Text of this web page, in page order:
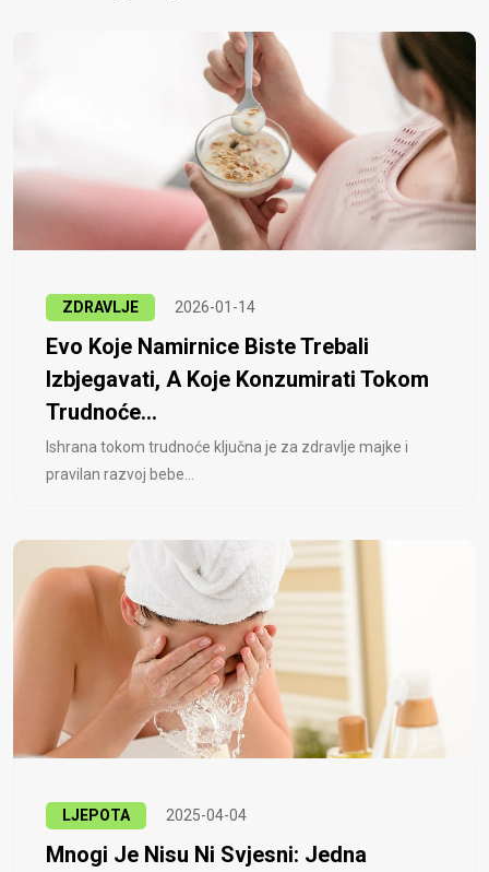
ZDRAVLJE 2026-01-14
Evo Koje Namirnice Biste Trebali
Izbjegavati, A Koje Konzumirati Tokom
Trudnoće...
Ishrana tokom trudnoće ključna je za zdravlje majke i
pravilan razvoj bebe...
LJEPOTA 2025-04-04
Mnogi Je Nisu Ni Svjesni: Jedna